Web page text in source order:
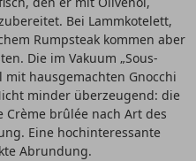
Bei Lammkotelett,
Rumpsteak kommen aber
Die im Vakuum „Sous-
mit hausgemachten Gnocchi
minder überzeugend: die
Crème brûlée nach Art des
Eine hochinteressante
Abrundung.